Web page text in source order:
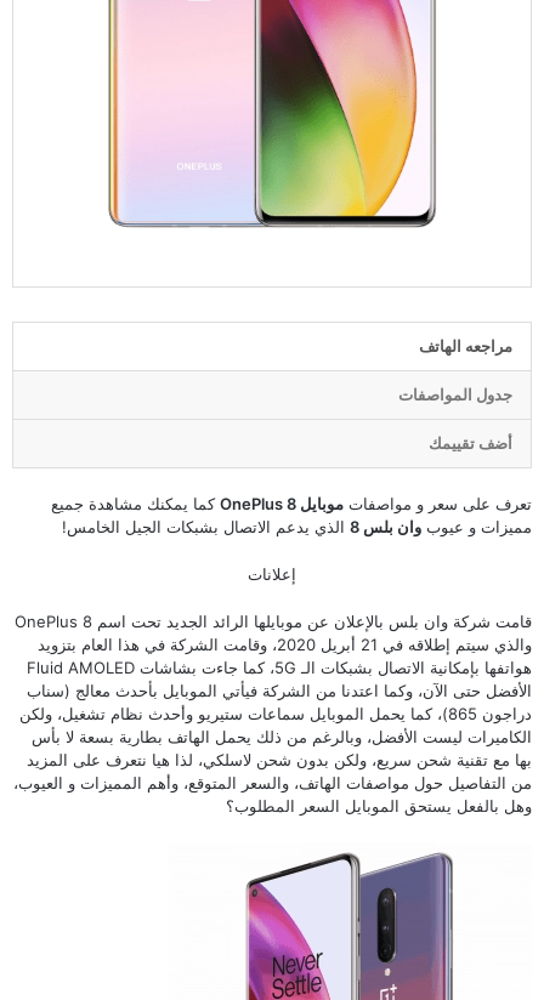
مراجعه الهاتف
جدول المواصفات
أضف تقييمك
تعرف على سعر و مواصفات موبايل OnePlus 8
كما يمكنك مشاهدة جميع
مميزات و عيوب وان بلس 8 الذي يدعم الاتصال بشبكات الجيل الخامس!
إعلانات
قامت شركة وان بلس بالإعلان عن موبايلها الرائد الجديد تحت اسم OnePlus 8
والذي سيتم إطلاقه في 21 أبريل 2020، وقامت الشركة في هذا العام بتزويد
هواتفها بإمكانية الاتصال بشبكات الـ 5G، كما جاءت بشاشات Fluid AMOLED
الأفضل حتى الآن، وكما اعتدنا من الشركة فيأتي الموبايل بأحدث معالج (سناب
دراجون 865)، كما يحمل الموبايل سماعات ستيريو وأحدث نظام تشغيل، ولكن
الكاميرات ليست الأفضل، وبالرغم من ذلك يحمل الهاتف بطارية بسعة لا بأس
بها مع تقنية شحن سريع، ولكن بدون شحن لاسلكي، لذا هيا نتعرف على المزيد
من التفاصيل حول مواصفات الهاتف، والسعر المتوقع، وأهم المميزات و العيوب،
وهل بالفعل يستحق الموبايل السعر المطلوب؟